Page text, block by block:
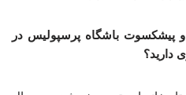
پیشکسوت باشگاه پرسپولیس در
دارید؟